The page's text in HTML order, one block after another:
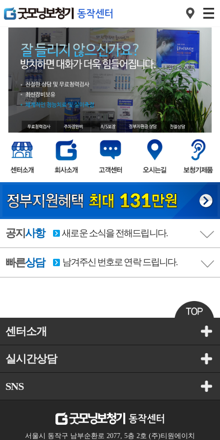
공지사항 새로운 소식을 전해드립니다.
빠른상담 남겨주신 번호로 연락 드립니다.
센터소개
실시간상담
SNS
서울시 동작구 남부순환로 2077, 5층 2호 (주)티원에이치